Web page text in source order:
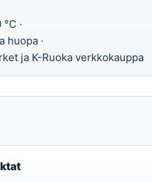
·
huopa ·
ja K-Ruoka verkkokauppa